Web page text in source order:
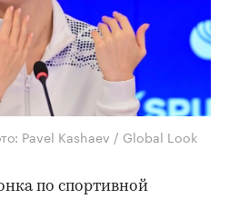
Pavel Kashaev / Global Look
по спортивной